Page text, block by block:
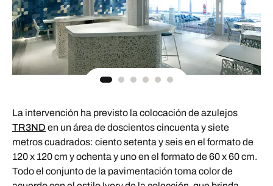
La intervención ha previsto la colocación de azulejos
TR3ND en un área de doscientos cincuenta y siete
metros cuadrados: ciento setenta y seis en el formato de
120 x 120 cm y ochenta y uno en el formato de 60 x 60 cm.
Todo el conjunto de la pavimentación toma color de